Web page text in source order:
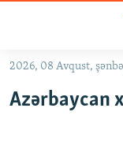
Əsas
qayıt
2026, 08 Avqust,
Azərbaycan